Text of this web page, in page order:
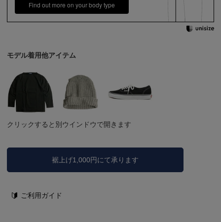
Find out more on your body type
モデル着用他アイテム
クリックすると別ウインドウで開きます
裾上げ1,000円にて承ります
ご利用ガイド